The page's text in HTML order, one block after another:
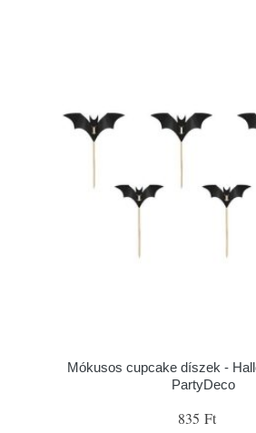
Mókusos cupcake díszek -
PartyDeco
835 Ft